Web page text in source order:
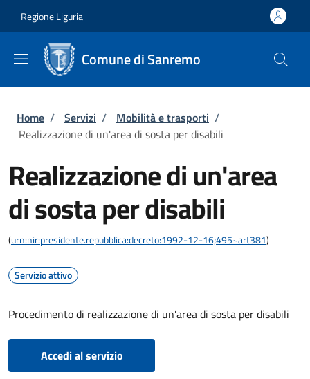
Regione Liguria
Comune di Sanremo
Briciole di pane
Home / Servizi / Mobilità e trasporti /
Realizzazione di un'area di sosta per disabili
Realizzazione di un'area
di sosta per disabili
(urn:nir:presidente.repubblica:decreto:1992-12-16;495~art381)
Servizio attivo
Procedimento di realizzazione di un'area di sosta per disabili
Accedi al servizio